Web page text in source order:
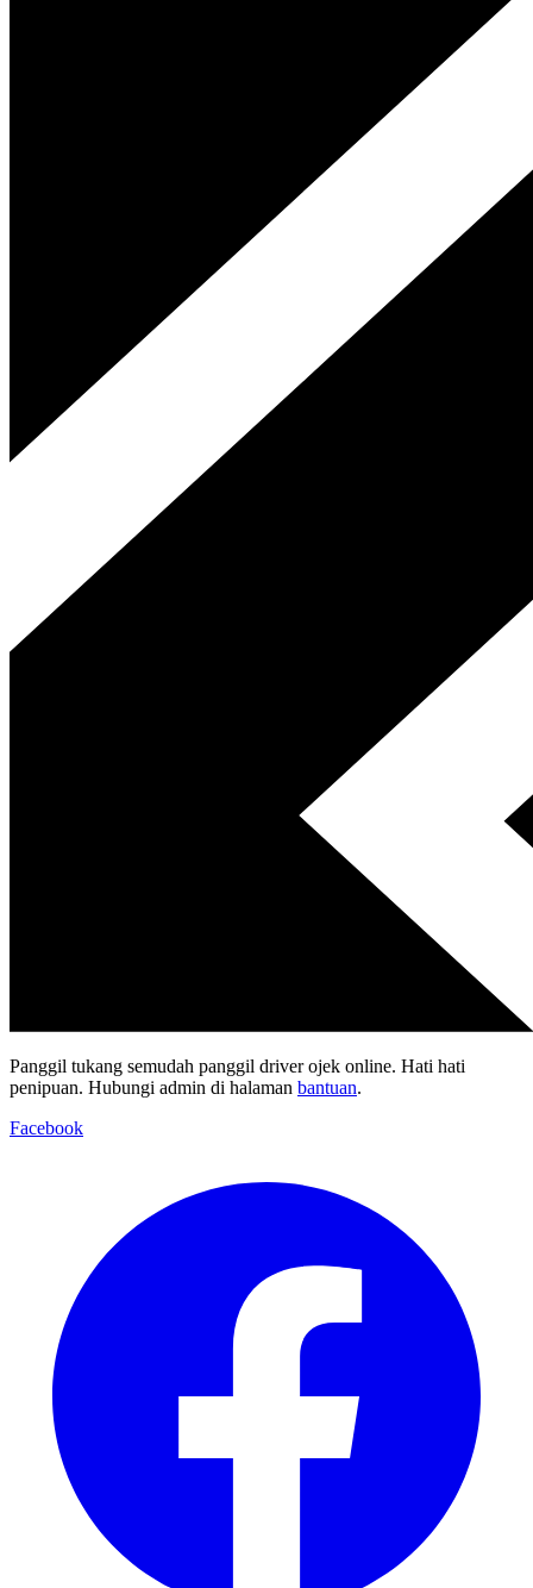
Panggil tukang semudah panggil driver ojek online. Hati hati
penipuan. Hubungi admin di halaman bantuan.
Facebook